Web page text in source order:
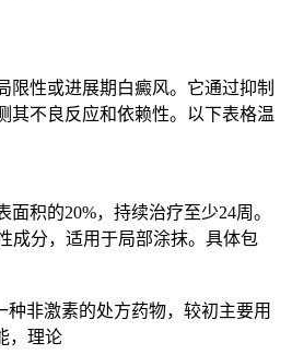
限性或进展期白癜风。它通过抑制
其不良反应和依赖性。以下表格温
积的20%，持续治疗至少24周。
成分，适用于局部涂抹。具体包
非激素的处方药物，较初主要用
，理论